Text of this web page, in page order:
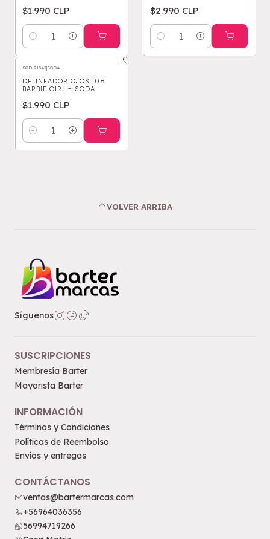
$1.990 CLP
Cantidad
$2.990 CLP
Cantidad
SOD-21347|SODA
DELINEADOR OJOS 108
BARBIE GIRL - SODA
$1.990 CLP
Cantidad
VOLVER ARRIBA
Síguenos
SUSCRIPCIONES
Membresía Barter
Mayorista Barter
INFORMACIÓN
Términos y Condiciones
Políticas de Reembolso
Envíos y entregas
CONTÁCTANOS
ventas@bartermarcas.com
+56964036356
56994719266